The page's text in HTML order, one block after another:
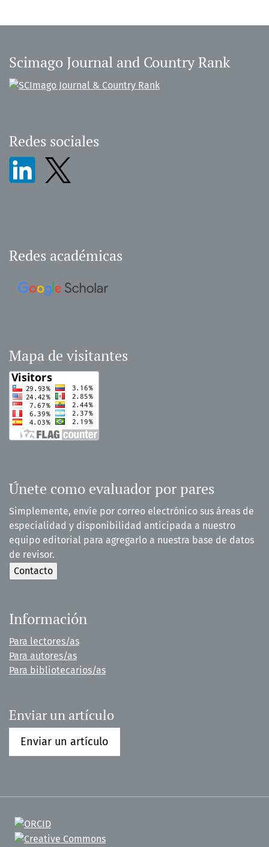
Scimago Journal and Country Rank
Redes sociales
Redes académicas
Mapa de visitantes
Únete como evaluador por pares
Simplemente, envíe por correo electrónico sus áreas de
especialidad y disponibilidad anticipada a nuestro
equipo editorial para agregarlo a nuestra base de datos
de revisor.
Información
Para lectores/as
Para autores/as
Para bibliotecarios/as
Enviar un artículo
Enviar un artículo